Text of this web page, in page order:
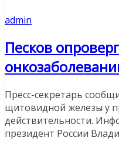
admin
Песков
Пресс-секретарь
щитовидной железы у
действительности.
президент России